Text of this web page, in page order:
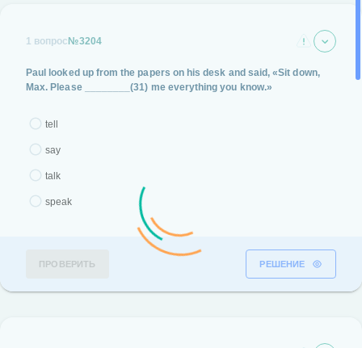
1 вопрос №3204
Paul looked up from the papers on his desk and said, «Sit down,
Max. Please
________(31) me everything you know.»
tell
say
talk
speak
ПРОВЕРИТЬ РЕШЕНИЕ